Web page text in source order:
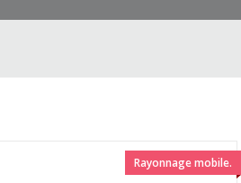
Rayonnage mobile.